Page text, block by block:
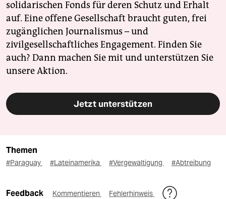
solidarischen Fonds für deren Schutz und Erhalt
auf. Eine offene Gesellschaft braucht guten, frei
zugänglichen Journalismus – und
zivilgesellschaftliches Engagement. Finden Sie
auch? Dann machen Sie mit und unterstützen Sie
unsere Aktion.
Jetzt unterstützen
Themen
#Paraguay #Lateinamerika #Vergewaltigung #Abtreibung
Feedback Kommentieren Fehlerhinweis